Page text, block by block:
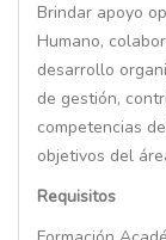
Brindar apoyo
Humano,
desarrollo
de gestión,
competencias
objetivos del
Requisitos